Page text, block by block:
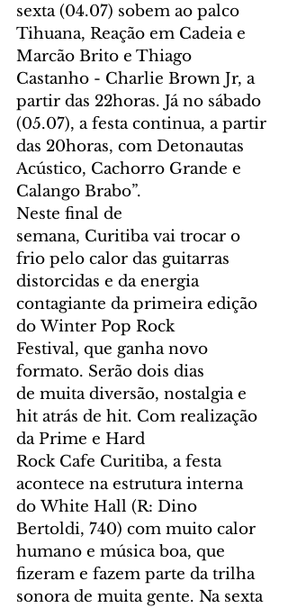
sexta (04.07) sobem ao palco
Tihuana, Reação em Cadeia e
Marcão Brito e Thiago
Castanho - Charlie Brown Jr, a
partir das 22horas. Já no sábado
(05.07), a festa continua, a partir
das 20horas, com Detonautas
Acústico, Cachorro Grande e
Calango Brabo”.
Neste final de
semana, Curitiba vai trocar o
frio pelo calor das guitarras
distorcidas e da energia
contagiante da primeira edição
do Winter Pop Rock
Festival, que ganha novo
formato. Serão dois dias
de muita diversão, nostalgia e
hit atrás de hit. Com realização
da Prime e Hard
Rock Cafe Curitiba, a festa
acontece na estrutura interna
do White Hall (R: Dino
Bertoldi, 740) com muito calor
humano e música boa, que
fizeram e fazem parte da trilha
sonora de muita gente. Na sexta